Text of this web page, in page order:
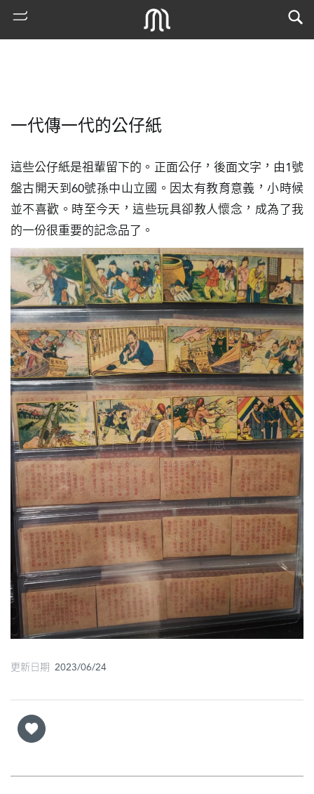
搜
古
地
圖
媽
閣
寺
廟
巴
教
堂
市
一代傳一代的公仔紙
這些公仔紙是祖輩留下的。正面公仔，後面文字，由1號
盤古開天到60號孫中山立國。因太有教育意義，小時候
並不喜歡。時至今天，這些玩具卻教人懷念，成為了我
的一份很重要的記念品了。
更新日期 2023/06/24